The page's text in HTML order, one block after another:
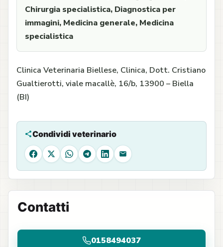
Chirurgia specialistica, Diagnostica per
immagini, Medicina generale, Medicina
specialistica
Clinica Veterinaria Biellese, Clinica, Dott. Cristiano
Gualtierotti, viale macallè, 16/b, 13900 – Biella
(BI)
Condividi veterinario
Facebook
X WhatsAppTelegram
LinkedIn
Email
Contatti
0158494037